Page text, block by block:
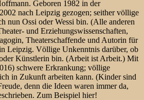
TodGeboren 1982 in der
nach Leipzig gezogen; seither völlige
nun Ossi oder Wessi bin. (Alle anderen
und Erziehungswissenschaften,
Theaterschaffende und Autorin für
Leipzig. Völlige Unkenntnis darüber, ob
Künstlerin bin. (Arbeit ist Arbeit.) Mit
schwere Erkrankung; völlige
in Zukunft arbeiten kann. (Kinder sind
denn die Ideen waren immer da,
Zum Beispiel hier!